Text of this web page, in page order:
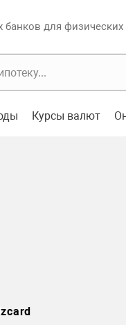
для физических
Курсы валют